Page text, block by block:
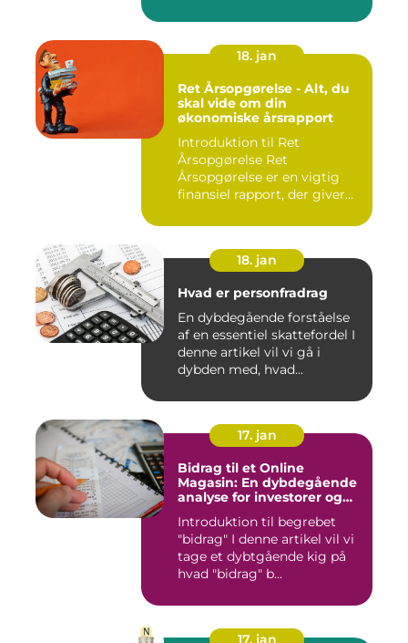
18. jan
Ret Årsopgørelse - Alt, du
skal vide om din
økonomiske årsrapport
Introduktion til Ret
Årsopgørelse Ret
Årsopgørelse er en vigtig
finansiel rapport, der giver
18. jan
Hvad er personfradrag
En dybdegående forståelse
af en essentiel skattefordel I
denne artikel vil vi gå i
dybden med, hvad...
17. jan
Bidrag til et Online
Magasin: En dybdegående
analyse for investorer og
Introduktion til begrebet
"bidrag" I denne artikel vil vi
tage et dybtgående kig på
hvad "bidrag" b...
17. jan